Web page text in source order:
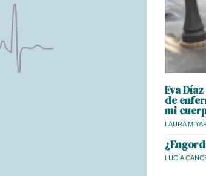
Eva
de
mi
LAURA
LUCÍA